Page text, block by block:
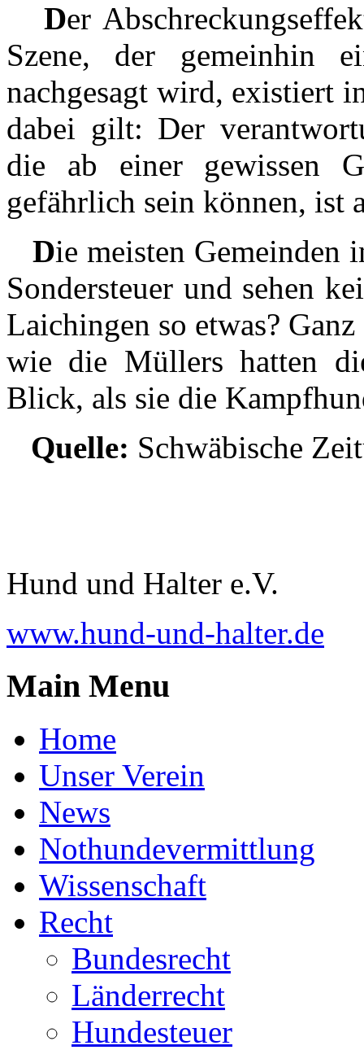
Der
Szene, der gemeinhin
nachgesagt wird, existiert
dabei gilt: Der
die ab einer gewissen
gefährlich sein können, ist
Die meisten Gemeinden
Sondersteuer und sehen
Laichingen so etwas?
wie die Müllers hatten
Blick, als sie die
Quelle: Schwäbische
Hund und Halter e.V.
www.hund-und-halter.de
Main Menu
Home
Unser Verein
News
Nothundevermittlung
Wissenschaft
Recht
Bundesrecht
Länderrecht
Hundesteuer